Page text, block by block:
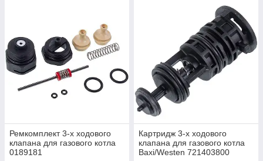
Ремкомплект 3-х ходового
клапана для газового котла
0189181
Картридж 3-х ходового
клапана для газового котла
Baxi/Westen 721403800